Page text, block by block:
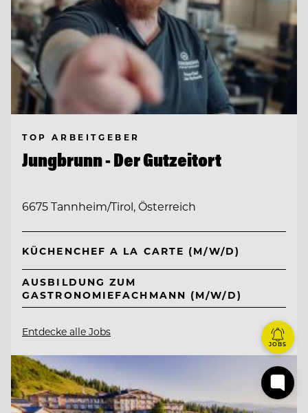
TOP ARBEITGEBER
Jungbrunn - Der Gutzeitort
6675 Tannheim/Tirol, Österreich
KÜCHENCHEF A LA CARTE (M/W/D)
AUSBILDUNG ZUM
GASTRONOMIEFACHMANN (M/W/D)
Entdecke alle Jobs
JOBS